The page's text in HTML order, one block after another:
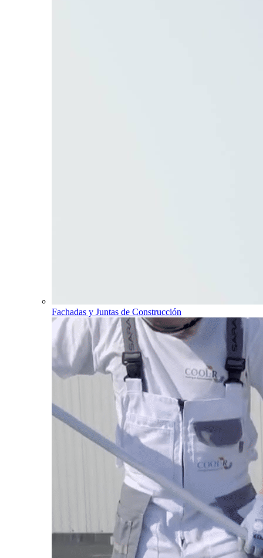
Fachadas y Juntas de Construcción